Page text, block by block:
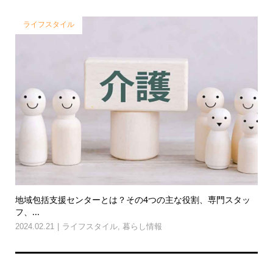
ライフスタイル
地域包括支援センターとは？その4つの主な役割、専門スタッ
フ、...
2024.02.21 ライフスタイル, 暮らし情報